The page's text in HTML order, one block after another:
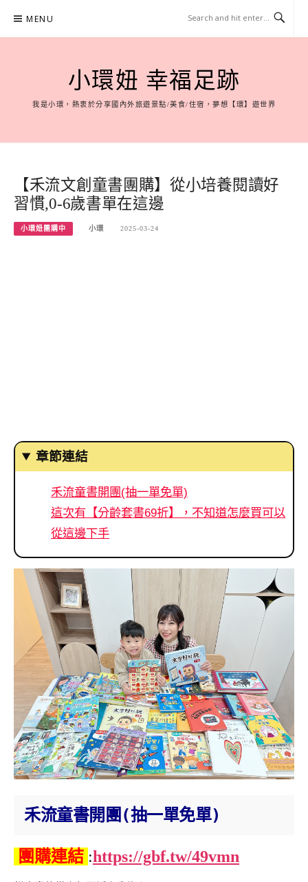
content
MENU
小環妞 幸福足跡
我是小環，熱衷於分享國內外旅遊景點/美食/住宿，夢想【環】遊世界
【禾流文創童書團購】從小培養閱讀好
習慣,0-6歲書單在這邊
小環妞團購中 小環 2025-03-24
章節連結
禾流童書開團(抽一單免單)
這次有【分齡套書69折】，不知道怎麼買可以
從這邊下手
禾流童書開團(抽一單免單)
團購連結 :https://gbf.tw/49vmn